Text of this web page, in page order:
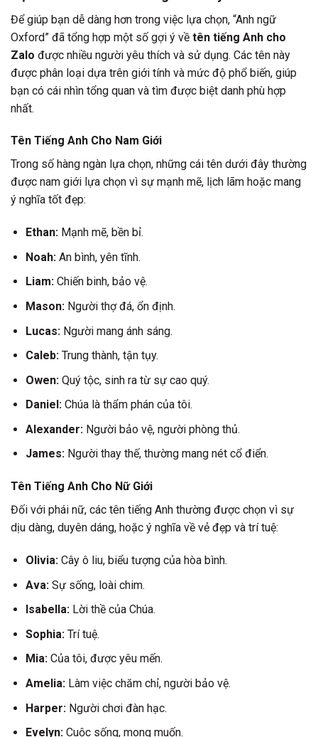
Để giúp bạn dễ dàng hơn trong việc lựa chọn, “Anh ngữ
Oxford” đã tổng hợp một số gợi ý về tên tiếng Anh cho
Zalo được nhiều người yêu thích và sử dụng. Các tên này
được phân loại dựa trên giới tính và mức độ phổ biến, giúp
bạn có cái nhìn tổng quan và tìm được biệt danh phù hợp
nhất.
Tên Tiếng Anh Cho Nam Giới
Trong số hàng ngàn lựa chọn, những cái tên dưới đây thường
được nam giới lựa chọn vì sự mạnh mẽ, lịch lãm hoặc mang
ý nghĩa tốt đẹp:
Ethan:Mạnh mẽ, bền bỉ.
Noah:An bình, yên tĩnh.
Liam:Chiến binh, bảo vệ.
Mason:Người thợ đá, ổn định.
Lucas:Người mang ánh sáng.
Caleb:Trung thành, tận tụy.
Owen:Quý tộc, sinh ra từ sự cao quý.
Daniel:Chúa là thẩm phán của tôi.
Alexander:Người bảo vệ, người phòng thủ.
James:Người thay thế, thường mang nét cổ điển.
Tên Tiếng Anh Cho Nữ Giới
Đối với phái nữ, các tên tiếng Anh thường được chọn vì sự
dịu dàng, duyên dáng, hoặc ý nghĩa về vẻ đẹp và trí tuệ:
Olivia:Cây ô liu, biểu tượng của hòa bình.
Ava:Sự sống, loài chim.
Isabella:Lời thề của Chúa.
Sophia:Trí tuệ.
Mia:Của tôi, được yêu mến.
Amelia:Làm việc chăm chỉ, người bảo vệ.
Harper:Người chơi đàn hạc.
Evelyn:Cuộc sống, mong muốn.